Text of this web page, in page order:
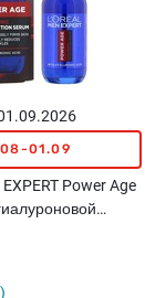
01.09
EXPERT Power Age
30мл